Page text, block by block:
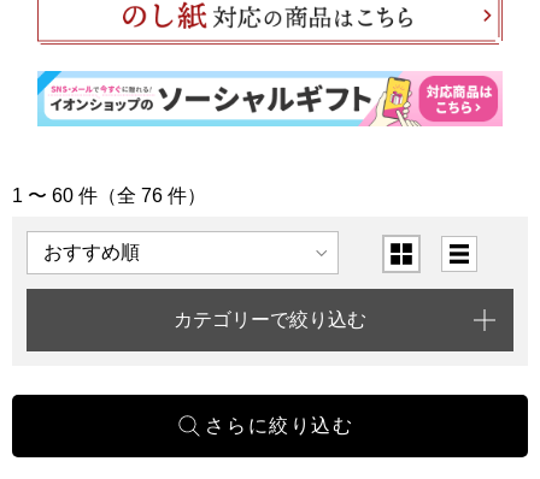
「出産祝い」の商品一覧
1 〜 60 件（全 76 件）
表示順 表示切替
カテゴリーで絞り込む